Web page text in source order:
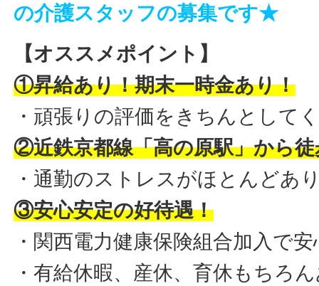
の介護スタッフの募集です★
【オススメポイント】
①昇給あり！期末一時金あり！
・頑張りの評価をきちんとして
②近鉄京都線「高の原駅」から
・通勤のストレスがほとんどあ
③安心安定の好待遇！
・関西電力健康保険組合加入で安
・有給休暇、産休、育休もちろ